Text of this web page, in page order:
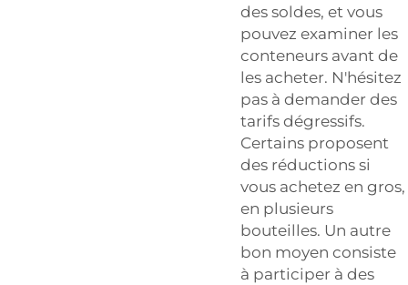
des soldes, et vous
pouvez examiner les
conteneurs avant de
les acheter. N'hésitez
pas à demander des
tarifs dégressifs.
Certains proposent
des réductions si
vous achetez en gros,
en plusieurs
bouteilles. Un autre
bon moyen consiste
à participer à des